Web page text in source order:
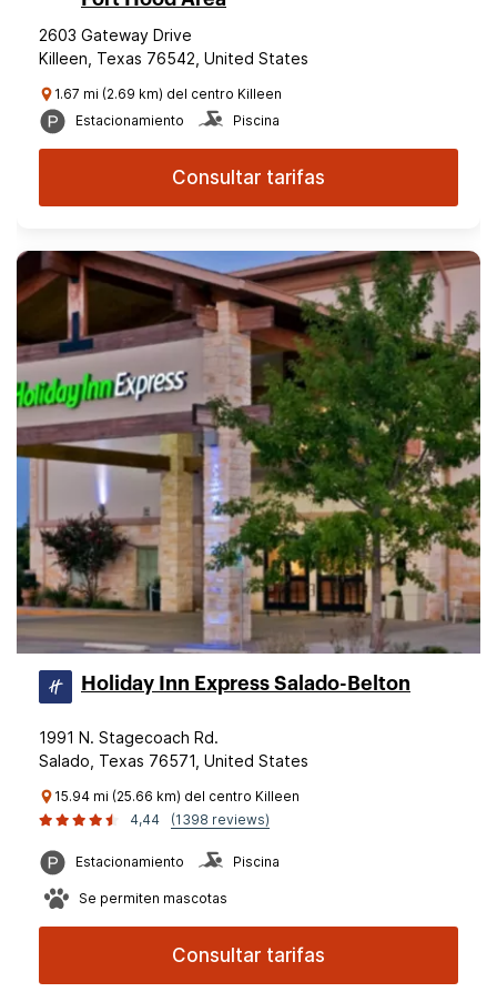
2603 Gateway Drive
Killeen, Texas 76542, United States
1.67 mi (2.69 km) del centro Killeen
Estacionamiento
Piscina
Consultar tarifas
Holiday Inn Express Salado-Belton
1991 N. Stagecoach Rd.
Salado, Texas 76571, United States
15.94 mi (25.66 km) del centro Killeen
4,44
(1398 reviews)
Estacionamiento Piscina
Se permiten mascotas
Consultar tarifas